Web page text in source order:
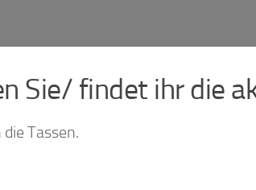
Sie/ findet ihr die
Tassen.